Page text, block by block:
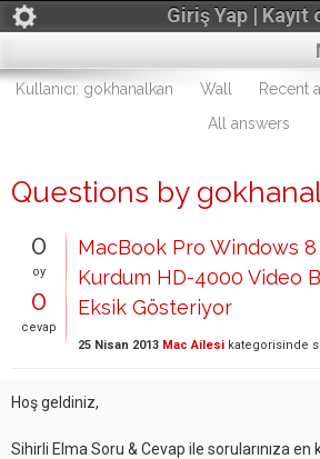
Giriş Yap | Kayıt
Kullanıcı: gokhanalkan Wall Recent
All answers
Questions by
0
oy
0
cevap
MacBook Pro Windows
Kurdum HD-4000 Video
Eksik Gösteriyor
25 Nisan 2013 Mac Ailesi kategorisinde
Hoş geldiniz,
Sihirli Elma Soru & Cevap ile sorularınıza en